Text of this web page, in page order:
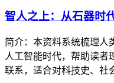
智人之上：从石器时
简介：本资料系统梳理人
人工智能时代，帮助读者
联系，适合对科技史、社